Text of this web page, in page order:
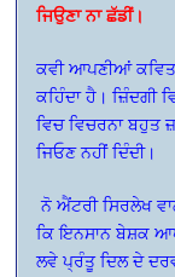
ਜਿਉਣਾ ਨਾ ਛੱਡੀਂ।
ਕਵੀ ਆਪਣੀਆਂ
ਕਹਿੰਦਾ ਹੈ। ਜ਼ਿੰਦਗੀ
ਵਿਚ ਵਿਚਰਨਾ ਬਹੁਤ
ਜਿਓਣ ਨਹੀਂ ਦਿੰਦੀ।
ਨੋ ਐਂਟਰੀ ਸਿਰਲੇਖ
ਕਿ ਇਨਸਾਨ ਬੇਸ਼ਕ
ਲਵੇ ਪ੍ਰੰਤੂ ਦਿਲ ਦੇ